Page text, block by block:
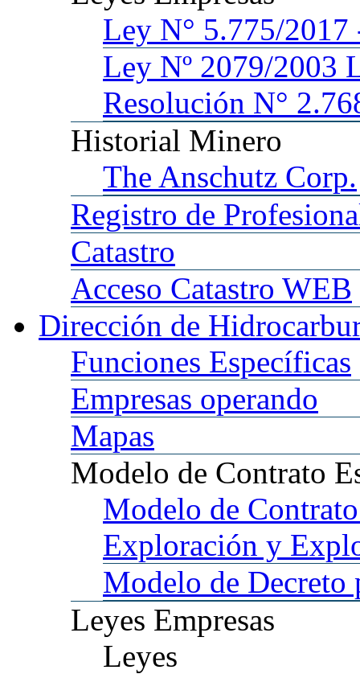
Ley N° 5.775/
Ley Nº 2079/2003
Resolución N°
Historial Minero
The Anschutz Corp.
Registro de
Catastro
Acceso Catastro WEB
Dirección de
Funciones Específicas
Empresas operando
Mapas
Modelo de Contrato
Modelo de
Exploración y
Modelo de Decreto
Leyes Empresas
Leyes